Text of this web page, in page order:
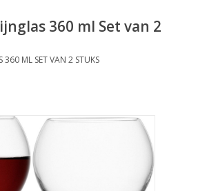
360 ml Set van 2
360 ML SET VAN 2 STUKS